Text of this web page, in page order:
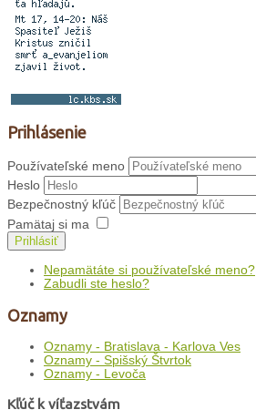
Prihlásenie
Používateľské meno
Heslo
Bezpečnostný kľúč
Pamätaj si ma
Prihlásiť
Nepamätáte si používateľské meno?
Zabudli ste heslo?
Oznamy
Oznamy - Bratislava - Karlova Ves
Oznamy - Spišský Štvrtok
Oznamy - Levoča
Kľúč k víťazstvám